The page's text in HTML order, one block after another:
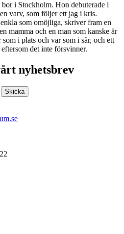
i Stockholm. Hon debuterade i
varv, som följer ett jag i kris.
som omöjliga, skriver fram en
mamma och en man som kanske är
i plats och var som i sår, och ett
det inte försvinner.
nyhetsbrev